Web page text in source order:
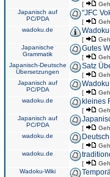
[
Japanisch auf
PC/PDA
"JFC
[
wadoku.de
[
Japanische
Grammatik
Gutes
[
Japanisch-Deutsche
Übersetzungen
Satz
[
Japanisch auf
PC/PDA
[
wadoku.de
kleines
[
Japanisch auf
PC/PDA
[
wadoku.de
[
wadoku.de
[
Wadoku-Wiki